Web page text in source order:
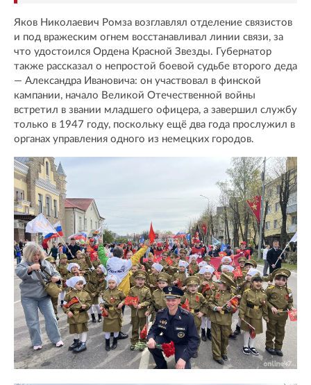
Яков Николаевич Ромза возглавлял отделение связистов
и под вражеским огнем восстанавливал линии связи, за
что удостоился Ордена Красной Звезды. Губернатор
также рассказал о непростой боевой судьбе второго деда
— Александра Ивановича: он участвовал в финской
кампании, начало Великой Отечественной войны
встретил в звании младшего офицера, а завершил службу
только в 1947 году, поскольку ещё два года прослужил в
органах управления одного из немецких городов.